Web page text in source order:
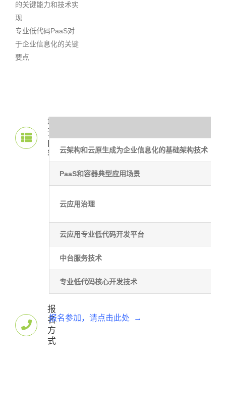
的关键能力和技术实
现
专业低代码PaaS对
于企业信息化的关键
要点
培
训
内
容
云架构和云原生成为企业信息化的基础架构技术
PaaS和容器典型应用场景
云应用治理
云应用专业低代码开发平台
中台服务技术
专业低代码核心开发技术
报
名
方
式
报名参加，请点击此处 →